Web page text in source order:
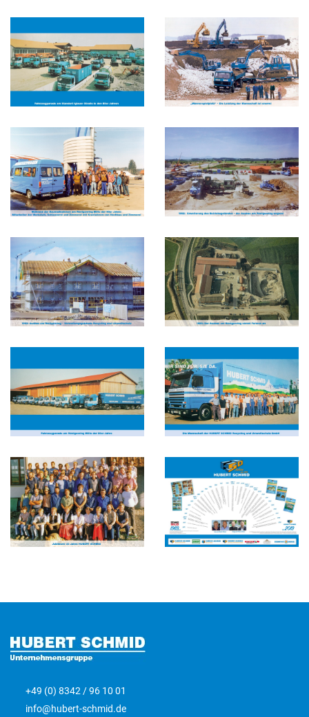
+49 (0) 8342 / 96 10 01
info@hubert-schmid.de